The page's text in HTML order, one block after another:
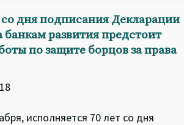
со дня подписания Декларации
банкам развития предстоит
по защите борцов за права
исполняется 70 лет со дня